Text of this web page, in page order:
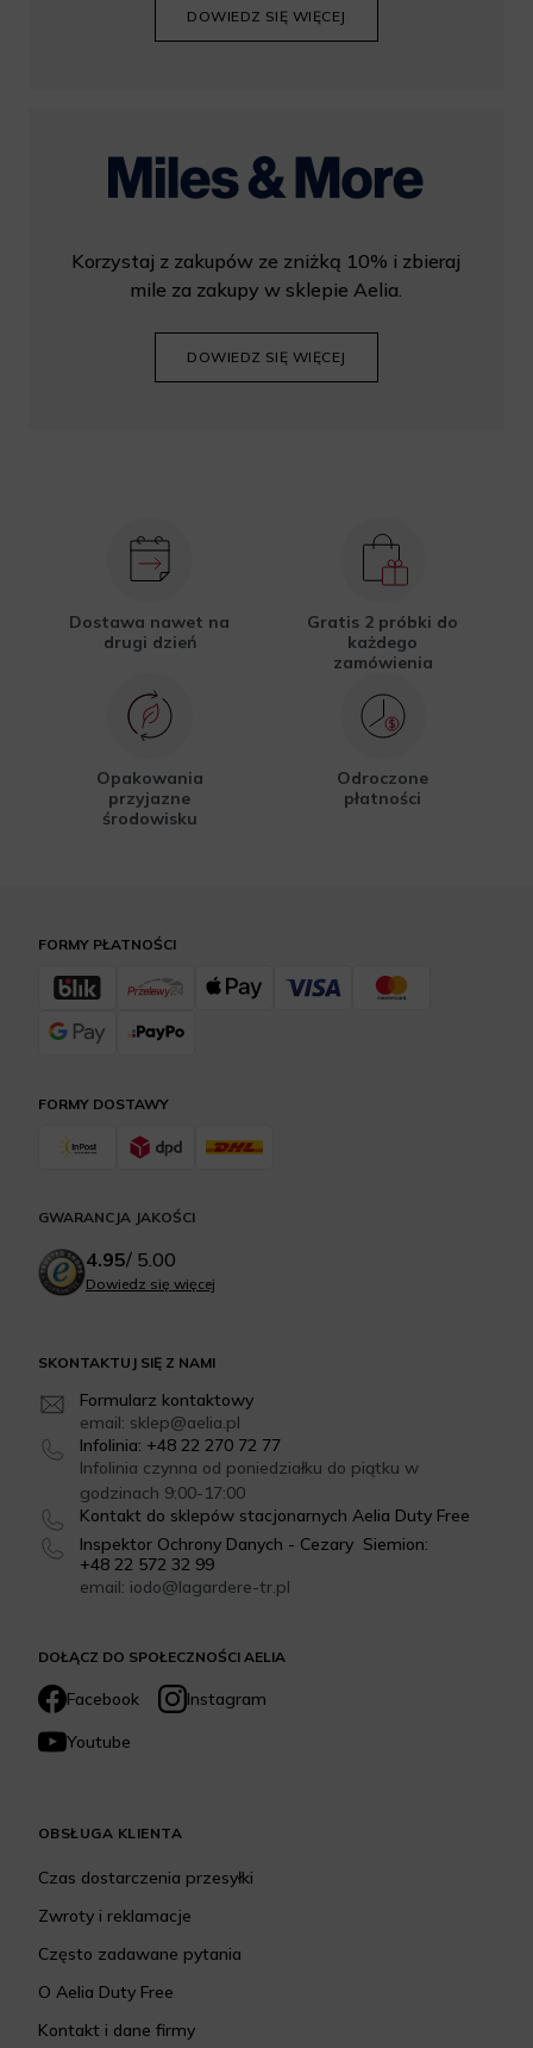
DOWIEDZ SIĘ WIĘCEJ
Korzystaj z zakupów ze zniżką 10% i zbieraj
mile za zakupy w sklepie Aelia.
DOWIEDZ SIĘ WIĘCEJ
Dostawa nawet na
drugi dzień
Gratis 2 próbki do
każdego
zamówienia
Opakowania
przyjazne
środowisku
Odroczone
płatności
DOŁĄCZ DO SPOŁECZNOŚCI AELIA
Facebook
Instagram
Youtube
SKONTAKTUJ SIĘ Z NAMI
Formularz kontaktowy
email: sklep@aelia.pl
Infolinia: +48 22 270 72 77
Infolinia czynna od poniedziałku do piątku w
godzinach 9:00-17:00
Kontakt do sklepów stacjonarnych Aelia Duty Free
Inspektor Ochrony Danych - Cezary Siemion:
+48 22 572 32 99
email: iodo@lagardere-tr.pl
FORMY DOSTAWY
FORMY PŁATNOŚCI
OBSŁUGA KLIENTA
Czas dostarczenia przesyłki
Zwroty i reklamacje
Często zadawane pytania
O Aelia Duty Free
Kontakt i dane firmy
GWARANCJA JAKOŚCI
4.95/ 5.00
Dowiedz się więcej